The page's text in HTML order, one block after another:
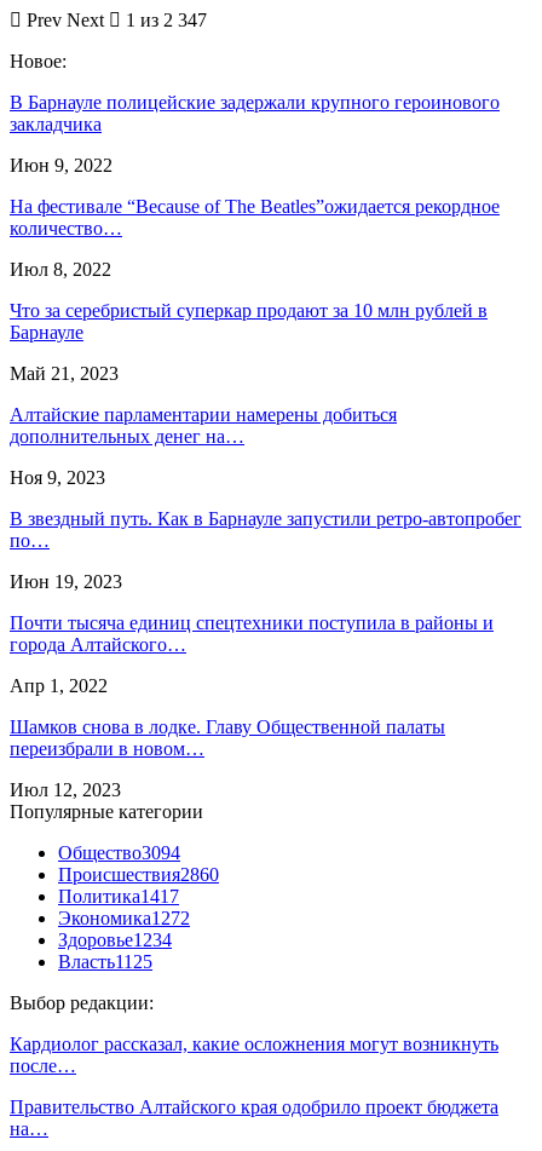
Prev Next
1 из 2 347
Новое:
В Барнауле полицейские задержали крупного героинового
закладчика
Июн 9, 2022
На фестивале “Because of The Beatles”ожидается рекордное
количество…
Июл 8, 2022
Что за серебристый суперкар продают за 10 млн рублей в
Барнауле
Май 21, 2023
Алтайские парламентарии намерены добиться
дополнительных денег на…
Ноя 9, 2023
В звездный путь. Как в Барнауле запустили ретро-автопробег
по…
Июн 19, 2023
Почти тысяча единиц спецтехники поступила в районы и
города Алтайского…
Апр 1, 2022
Шамков снова в лодке. Главу Общественной палаты
переизбрали в новом…
Июл 12, 2023
Популярные категории
Общество3094
Происшествия2860
Политика1417
Экономика1272
Здоровье1234
Власть1125
Выбор редакции:
Кардиолог рассказал, какие осложнения могут возникнуть
после…
Правительство Алтайского края одобрило проект бюджета
на…